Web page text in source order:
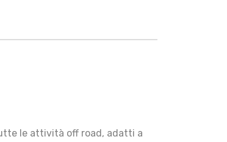
le attività off road, adatti a